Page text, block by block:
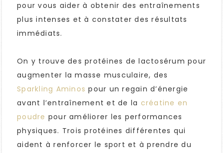
pour vous aider à obtenir des entraînements
plus intenses et à constater des résultats
immédiats.
On y trouve des protéines de lactosérum pour
augmenter la masse musculaire, des
Sparkling Aminos pour un regain d’énergie
avant l’entraînement et de la créatine en
poudre pour améliorer les performances
physiques. Trois protéines différentes qui
aident à renforcer le sport et à prendre du